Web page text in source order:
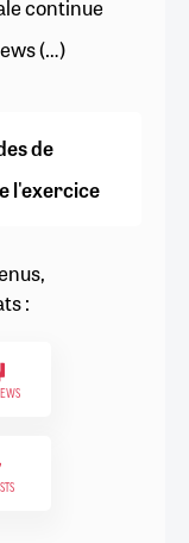
continue
(…)
de
l'exercice
: